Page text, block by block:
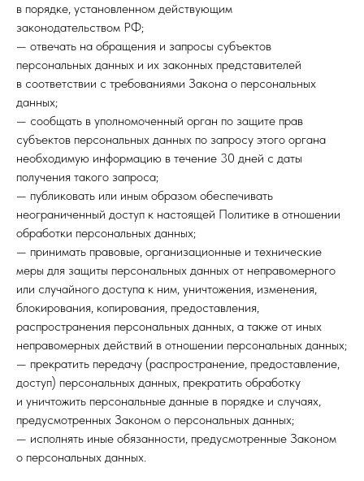
в порядке, установленном действующим
законодательством РФ;
— отвечать на обращения и запросы субъектов
персональных данных и их законных представителей
в соответствии с требованиями Закона о персональных
данных;
— сообщать в уполномоченный орган по защите прав
субъектов персональных данных по запросу этого органа
необходимую информацию в течение 30 дней с даты
получения такого запроса;
— публиковать или иным образом обеспечивать
неограниченный доступ к настоящей Политике в отношении
обработки персональных данных;
— принимать правовые, организационные и технические
меры для защиты персональных данных от неправомерного
или случайного доступа к ним, уничтожения, изменения,
блокирования, копирования, предоставления,
распространения персональных данных, а также от иных
неправомерных действий в отношении персональных данных;
— прекратить передачу (распространение, предоставление,
доступ) персональных данных, прекратить обработку
и уничтожить персональные данные в порядке и случаях,
предусмотренных Законом о персональных данных;
— исполнять иные обязанности, предусмотренные Законом
о персональных данных.